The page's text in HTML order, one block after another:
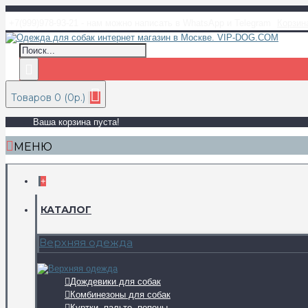
Товаров 0 (0р.)
Ваша корзина пуста!
МЕНЮ
+
КАТАЛОГ
Верхняя одежда
Дождевики для собак
Комбинезоны для собак